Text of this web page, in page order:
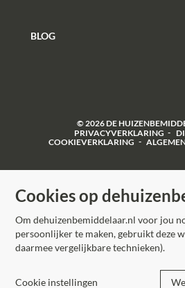
BLOG
© 2026DE
PRIVACYVERKLARING
COOKIEVERKLARING
Cookies op
Om dehuizenbemiddelaar.nl voor jou
persoonlijker te maken, gebruikt deze
daarmee vergelijkbare technieken).
Cookie instellingen